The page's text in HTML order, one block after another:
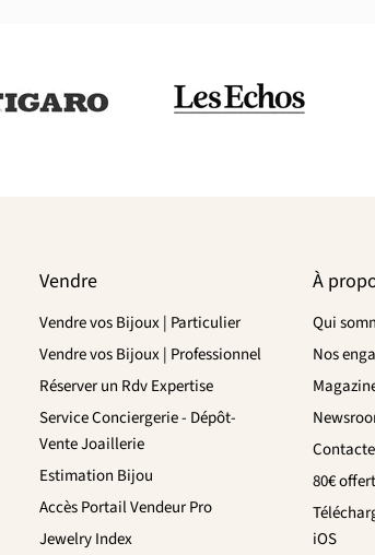
Vendre
Vendre vos Bijoux | Particulier
Vendre vos Bijoux | Professionnel
Réserver un Rdv Expertise
Service Conciergerie - Dépôt-
Vente Joaillerie
Estimation Bijou
Accès Portail Vendeur Pro
Jewelry Index
À
Qui
Nos
80€
iOS